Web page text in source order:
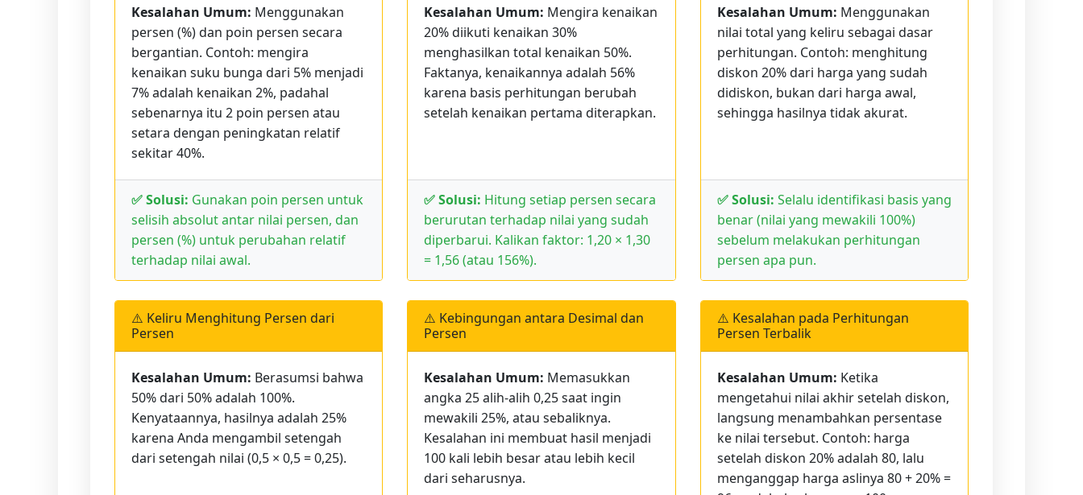
Kesalahan Umum: Menggunakan
persen (%) dan poin persen secara
bergantian. Contoh: mengira
kenaikan suku bunga dari 5% menjadi
7% adalah kenaikan 2%, padahal
sebenarnya itu 2 poin persen atau
setara dengan peningkatan relatif
sekitar 40%.
✅ Solusi: Gunakan poin persen untuk
selisih absolut antar nilai persen, dan
persen (%) untuk perubahan relatif
terhadap nilai awal.
Kesalahan Umum: Mengira kenaikan
20% diikuti kenaikan 30%
menghasilkan total kenaikan 50%.
Faktanya, kenaikannya adalah 56%
karena basis perhitungan berubah
setelah kenaikan pertama diterapkan.
✅ Solusi: Hitung setiap persen secara
berurutan terhadap nilai yang sudah
diperbarui. Kalikan faktor: 1,20 × 1,30
= 1,56 (atau 156%).
Kesalahan Umum: Menggunakan
nilai total yang keliru sebagai dasar
perhitungan. Contoh: menghitung
diskon 20% dari harga yang sudah
didiskon, bukan dari harga awal,
sehingga hasilnya tidak akurat.
✅ Solusi: Selalu identifikasi basis yang
benar (nilai yang mewakili 100%)
sebelum melakukan perhitungan
persen apa pun.
⚠️ Keliru Menghitung Persen dari
Persen
Kesalahan Umum: Berasumsi bahwa
50% dari 50% adalah 100%.
Kenyataannya, hasilnya adalah 25%
karena Anda mengambil setengah
dari setengah nilai (0,5 × 0,5 = 0,25).
⚠️ Kebingungan antara Desimal dan
Persen
Kesalahan Umum: Memasukkan
angka 25 alih-alih 0,25 saat ingin
mewakili 25%, atau sebaliknya.
Kesalahan ini membuat hasil menjadi
100 kali lebih besar atau lebih kecil
dari seharusnya.
⚠️ Kesalahan pada Perhitungan
Persen Terbalik
Kesalahan Umum: Ketika
mengetahui nilai akhir setelah diskon,
langsung menambahkan persentase
ke nilai tersebut. Contoh: harga
setelah diskon 20% adalah 80, lalu
menganggap harga aslinya 80 + 20% =